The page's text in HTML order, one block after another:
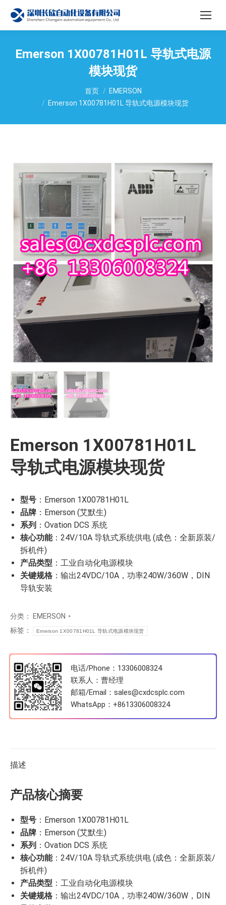
Emerson 1X00781H01L 导轨式电源
模块现货
首页
EMERSON
Emerson 1X00781H01L 导轨式电源模块现货
Emerson 1X00781H01L
导轨式电源模块现货
型号 ：Emerson 1X00781H01L
品牌 ：Emerson (艾默生)
系列 ：Ovation DCS 系统
核心功能：24V/10A 导轨式系统供电 (成色：全新原装/
拆机件)
产品类型 ：工业自动化电源模块
关键规格 ：输出24VDC/10A，功率240W/360W，DIN
导轨安装
分类： EMERSON
标签：
Emerson 1X00781H01L 导轨式电源模块现货
电话/Phone：13306008324
联系人：曹经理
邮箱/Email：sales@cxdcsplc.com
WhatsApp： +8613306008324
描述
产品核心摘要
型号 ：Emerson 1X00781H01L
品牌 ：Emerson (艾默生)
系列 ：Ovation DCS 系统
核心功能：24V/10A 导轨式系统供电 (成色：全新原装/
拆机件)
产品类型 ：工业自动化电源模块
关键规格 ：输出24VDC/10A，功率240W/360W，DIN